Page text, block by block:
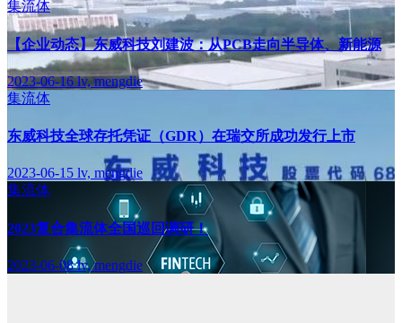
集流体
【企业动态】东威科技刘建波：从PCB走向半导体、新能源
2023-06-16lv, mengdie
集流体
东威科技全球存托凭证（GDR）在瑞交所成功发行上市
2023-06-15 lv, mengdie
集流体
2023复合集流体全国巡回调研！
2023-06-08lv, mengdie